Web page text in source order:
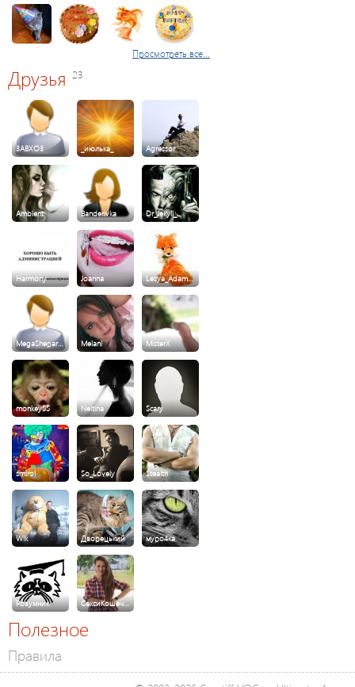
Просмотреть все...
Друзья 23
3ABXO3 _июлька_ Agressor
Ambient Banderivka Dr_Jekyll_…
Harmony Joanna Lesya_Adam…
MegaShepar… Melani MisterX
monkey55 Neitina Scary
smirol So_Lovely Stealth
Wik Дворецький муро4ка
Розумник СексиКошеч…
Полезное
Правила